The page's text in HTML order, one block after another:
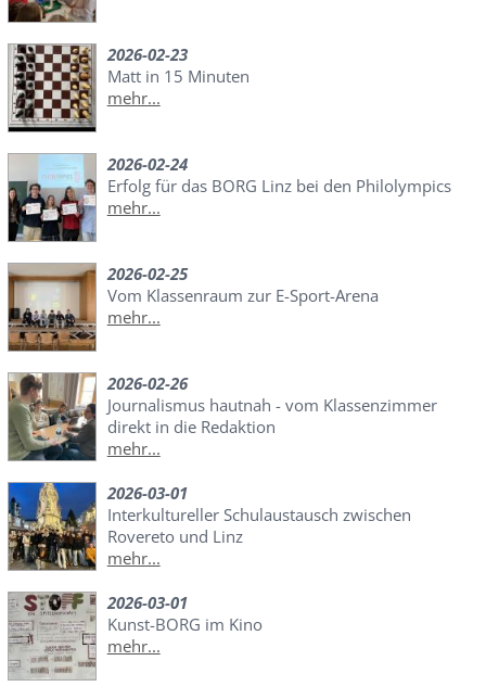
2026-02-23
Matt in 15 Minuten
mehr...
2026-02-24
Erfolg für das BORG Linz bei den Philolympics
mehr...
2026-02-25
Vom Klassenraum zur E-Sport-Arena
mehr...
2026-02-26
Journalismus hautnah - vom Klassenzimmer
direkt in die Redaktion
mehr...
2026-03-01
Interkultureller Schulaustausch zwischen
Rovereto und Linz
mehr...
2026-03-01
Kunst-BORG im Kino
mehr...